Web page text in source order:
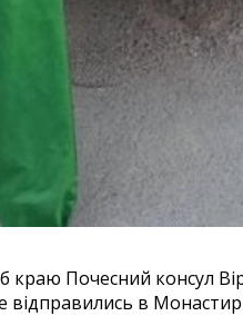
краю Почесний консул
відправились в